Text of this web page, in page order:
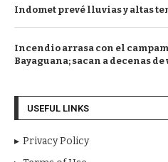
Indomet prevé lluvias y altas
Incendio arrasa con el
Bayaguana; sacan a decenas
USEFUL LINKS
Privacy Policy